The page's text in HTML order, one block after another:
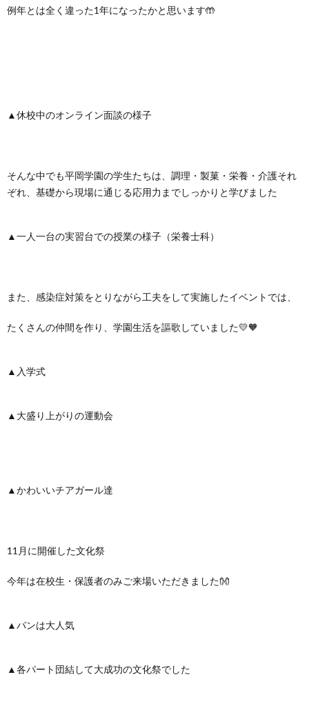
例年とは全く違った1年になったかと思います🤲
▲休校中のオンライン面談の様子
そんな中でも平岡学園の学生たちは、調理・製菓・栄養・介護それ
ぞれ、基礎から現場に通じる応用力までしっかりと学びました
▲一人一台の実習台での授業の様子（栄養士科）
また、感染症対策をとりながら工夫をして実施したイベントでは、
たくさんの仲間を作り、学園生活を謳歌していました💛🧡
▲入学式
▲大盛り上がりの運動会
▲かわいいチアガール達
11月に開催した文化祭
今年は在校生・保護者のみご来場いただきました👐
▲パンは大人気
▲各パート団結して大成功の文化祭でした